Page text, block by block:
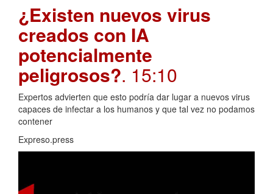
¿Existen nuevos virus
creados con IA
potencialmente
peligrosos?. 15:10
Expertos advierten que esto podría dar lugar a nuevos virus
capaces de infectar a los humanos y que tal vez no podamos
contener
Expreso.press